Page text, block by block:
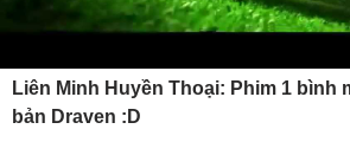
Liên Minh Huyền Thoại: Phim 1 bình
bản Draven :D